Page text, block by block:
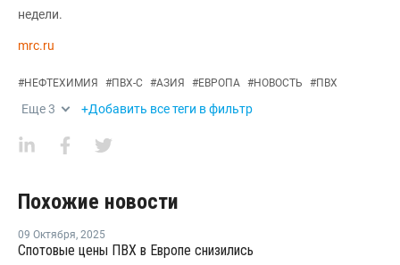
недели.
mrc.ru
#НЕФТЕХИМИЯ #ПВХ-С #АЗИЯ #ЕВРОПА #НОВОСТЬ #ПВХ
Еще3 +Добавить все теги в фильтр
Похожие новости
09 Октября, 2025
Спотовые цены ПВХ в Европе снизились